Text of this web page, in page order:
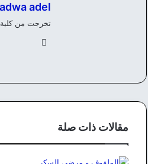
adel
تخرجت من كلية الألسن، ولدي خبرة 8 سنوات في كتابة
مقالات ذات صلة